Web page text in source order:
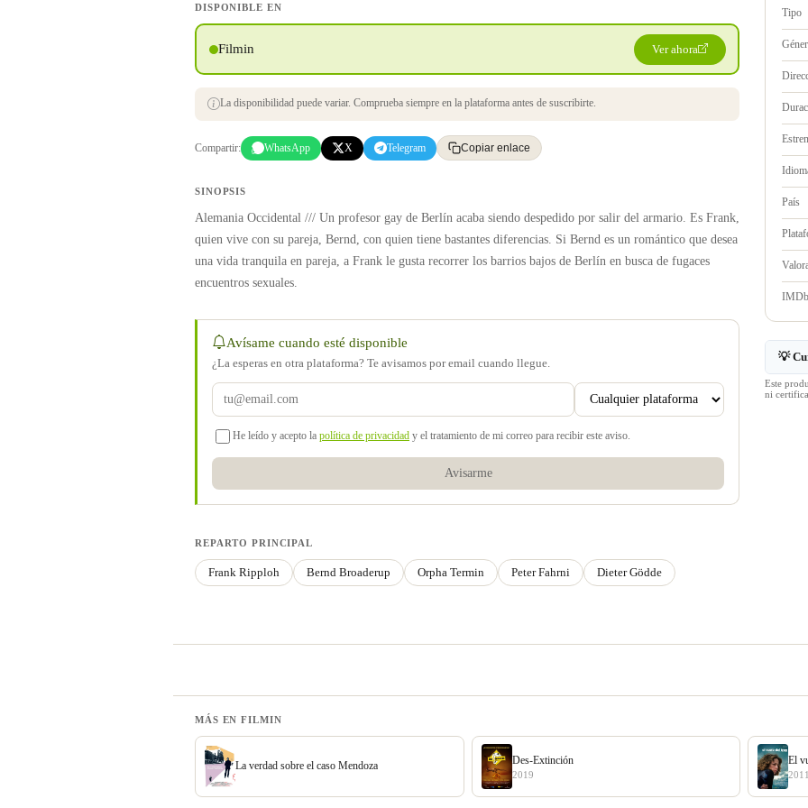
DISPONIBLE EN
Filmin Ver ahora
La disponibilidad puede variar. Comprueba siempre en la plataforma antes de suscribirte.
Compartir: WhatsApp X Telegram Copiar enlace
SINOPSIS
Alemania Occidental /// Un profesor gay de Berlín acaba siendo despedido por salir del armario. Es Frank,
quien vive con su pareja, Bernd, con quien tiene bastantes diferencias. Si Bernd es un romántico que desea
una vida tranquila en pareja, a Frank le gusta recorrer los barrios bajos de Berlín en busca de fugaces
encuentros sexuales.
Avísame cuando esté disponible
¿La esperas en otra plataforma? Te avisamos por email cuando llegue.
He leído y acepto la política de privacidad y el tratamiento de mi correo para recibir este aviso.
Avisarme
REPARTO PRINCIPAL
Frank Ripploh Bernd Broaderup Orpha Termin Peter Fahrni Dieter Gödde
Tipo
País
IMDb
💡
Este
ni
MÁS EN FILMIN
La verdad sobre el caso Mendoza Des-Extinción
2019
El
2011